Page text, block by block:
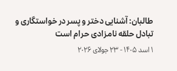
طالبان: آشنایی دختر و پسر در خواستگاری و
تبادل حلقه نامزادی حرام است
۱ اسد ۱۴۰۵ - ۲۳ جولای ۲۰۲۶